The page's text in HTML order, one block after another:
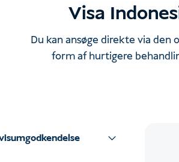
Visa
Du kan ansøge direkte via
form af hurtigere